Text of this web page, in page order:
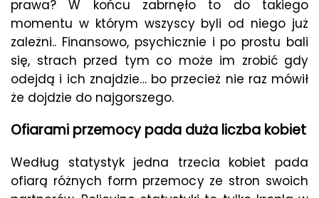
prawa? W końcu zabrnęło to do takiego
momentu w którym wszyscy byli od niego już
zależni.. Finansowo, psychicznie i po prostu bali
się, strach przed tym co może im zrobić gdy
odejdą i ich znajdzie… bo przecież nie raz mówił
że dojdzie do najgorszego.
Ofiarami przemocy pada duża liczba kobiet
Według statystyk jedna trzecia kobiet pada
ofiarą różnych form przemocy ze stron swoich